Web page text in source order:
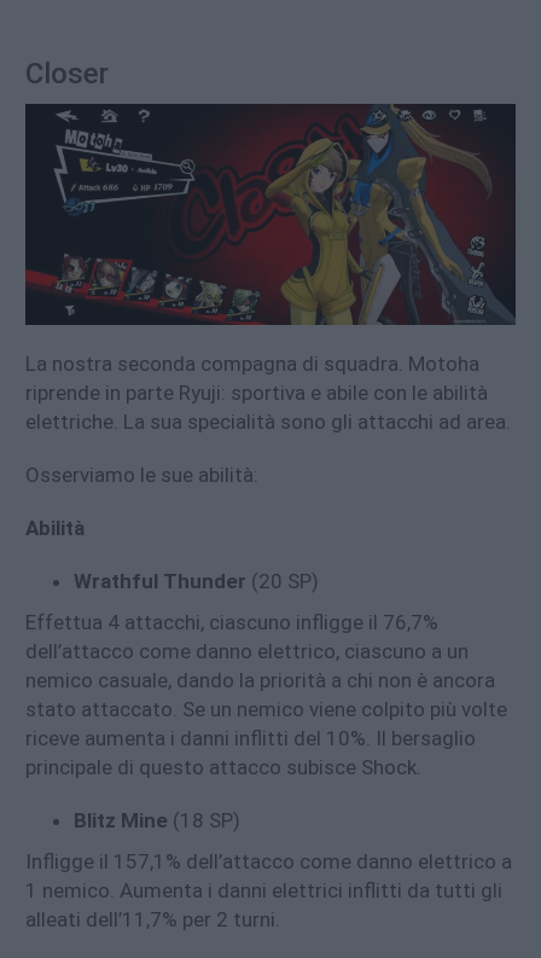
Closer
La nostra seconda compagna di squadra. Motoha
riprende in parte Ryuji: sportiva e abile con le abilità
elettriche. La sua specialità sono gli attacchi ad area.
Osserviamo le sue abilità:
Abilità
Wrathful Thunder (20 SP)
Effettua 4 attacchi, ciascuno infligge il 76,7%
dell’attacco come danno elettrico, ciascuno a un
nemico casuale, dando la priorità a chi non è ancora
stato attaccato. Se un nemico viene colpito più volte
riceve aumenta i danni inflitti del 10%. Il bersaglio
principale di questo attacco subisce Shock.
Blitz Mine (18 SP)
Infligge il 157,1% dell’attacco come danno elettrico a
1 nemico. Aumenta i danni elettrici inflitti da tutti gli
alleati dell’11,7% per 2 turni.